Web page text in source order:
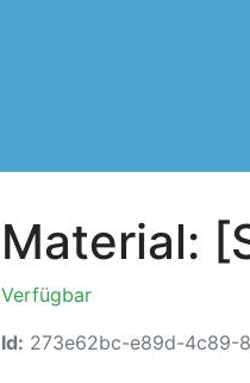
Material:
Verfügbar
Id: 273e62bc-e89d-4c89-